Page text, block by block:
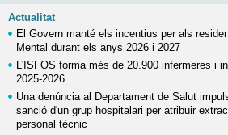
Actualitat
El Govern manté els incentius per als
Mental durant els anys 2026 i 2027
L'ISFOS forma més de 20.900 infermeres i
2025-2026
Una denúncia al Departament de Salut
sanció d'un grup hospitalari per atribuir
personal tècnic